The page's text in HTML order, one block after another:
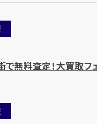
で無料査定！大買取フ